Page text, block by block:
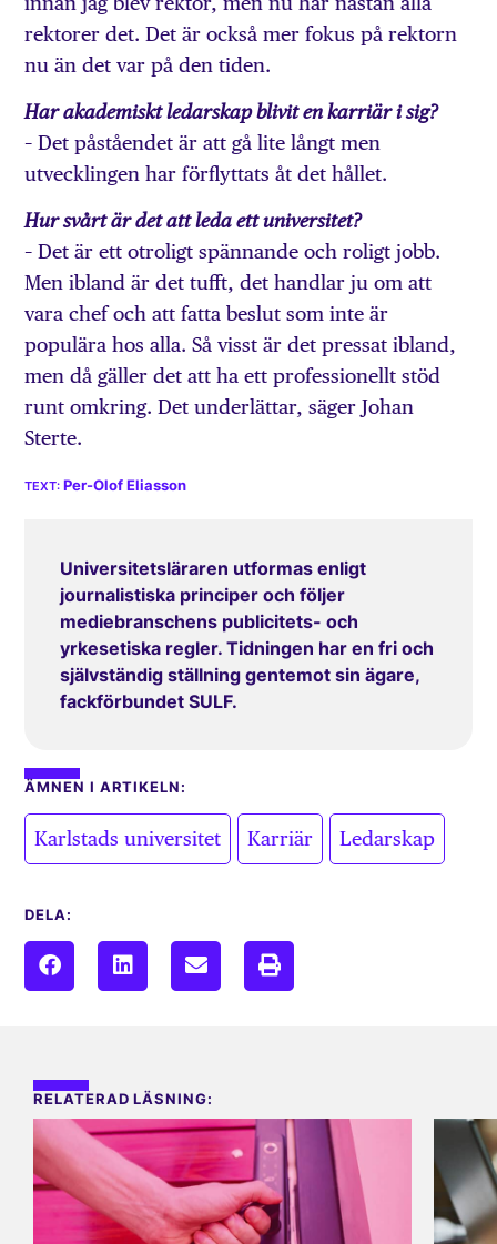
rektorer det. Det är också mer fokus på rektorn
nu än det var på den tiden.
Har akademiskt ledarskap blivit en karriär i sig?
– Det påståendet är att gå lite långt men
utvecklingen har förflyttats åt det hållet.
Hur svårt är det att leda ett universitet?
– Det är ett otroligt spännande och roligt jobb.
Men ibland är det tufft, det handlar ju om att
vara chef och att fatta beslut som inte är
populära hos alla. Så visst är det pressat ibland,
men då gäller det att ha ett professionellt stöd
runt omkring. Det underlättar, säger Johan
Sterte.
Per-Olof Eliasson
Universitetsläraren utformas enligt
journalistiska principer och följer
mediebranschens publicitets- och
yrkesetiska regler. Tidningen har en fri och
självständig ställning gentemot sin ägare,
fackförbundet SULF.
ÄMNEN I ARTIKELN:
Karlstads universitet Karriär Ledarskap
DELA:
RELATERAD LÄSNING: